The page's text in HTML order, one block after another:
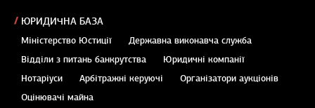
ЮРИДИЧНА БАЗА
Міністерство Юстиції
Державна виконавча служба
Відділи з питань банкрутства
Юридичні компанії
Нотаріуси
Арбітражні керуючі
Організатори аукціонів
Оцінювачі майна